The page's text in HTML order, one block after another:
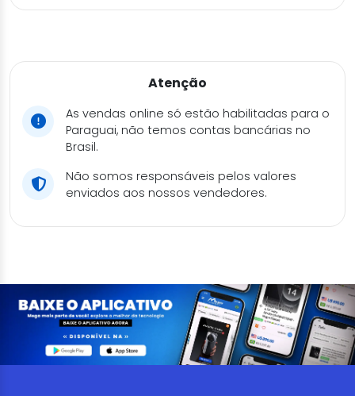
Atenção
As vendas online só estão habilitadas para o
Paraguai, não temos contas bancárias no
Brasil.
Não somos responsáveis pelos valores
enviados aos nossos vendedores.